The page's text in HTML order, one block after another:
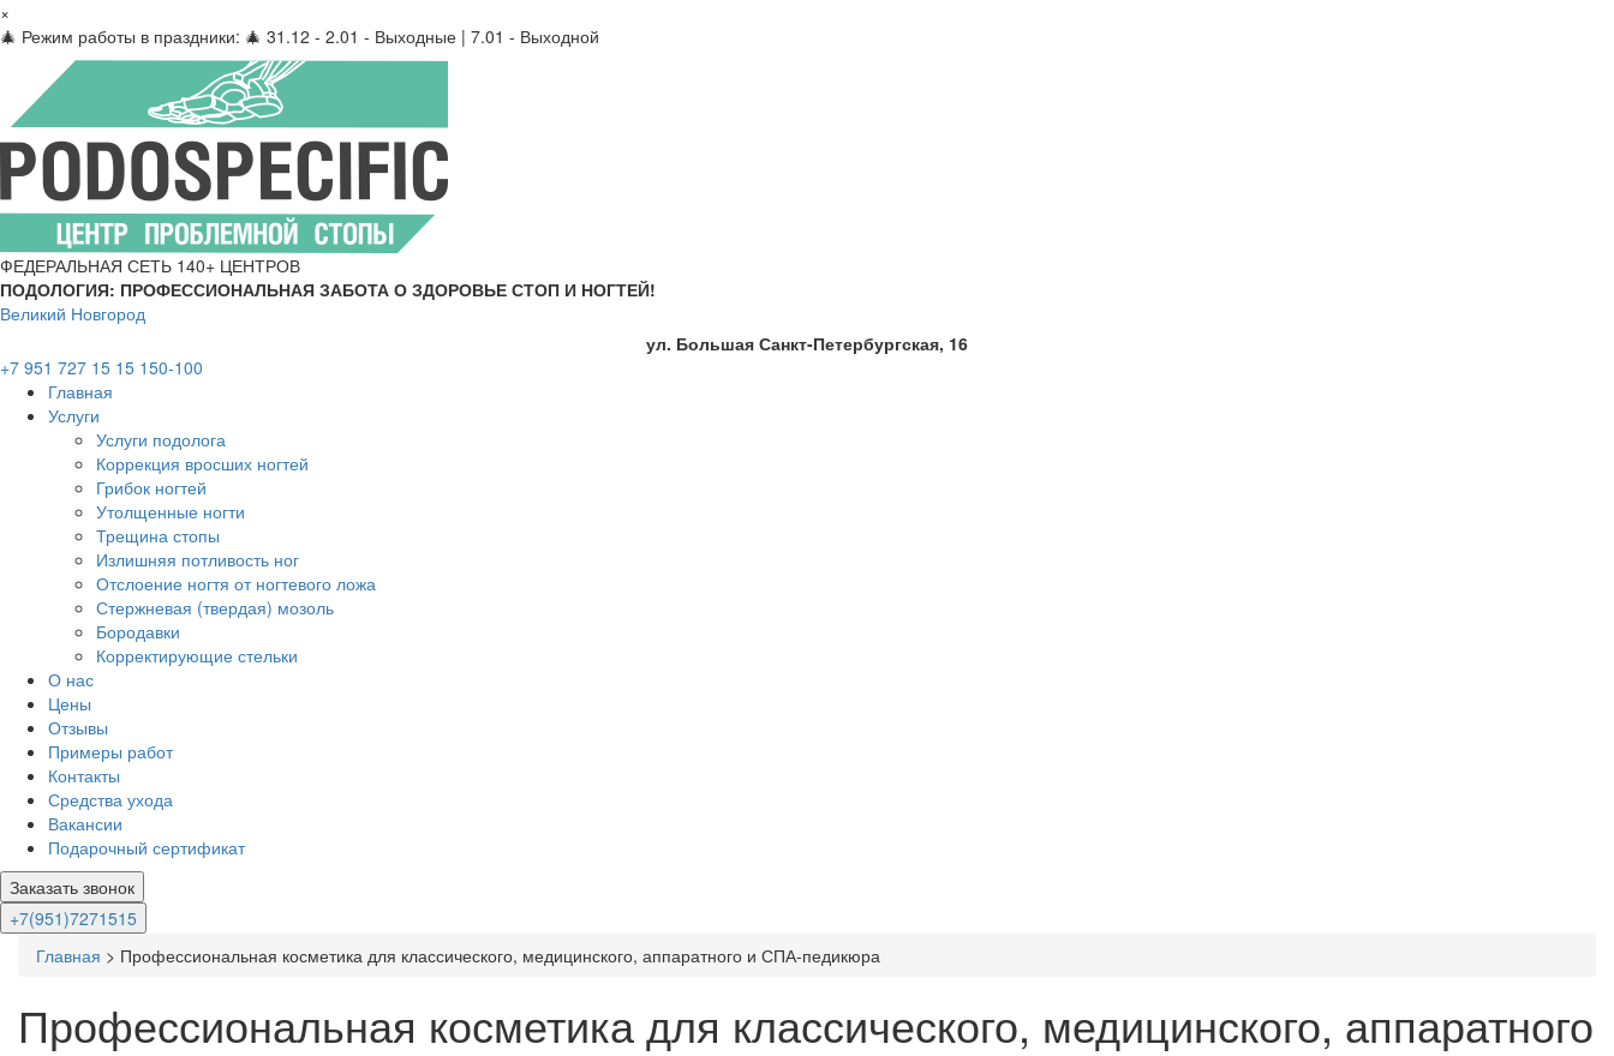
×
🎄 Режим работы в праздники: 🎄 31.12 - 2.01 - Выходные | 7.01 - Выходной
ФЕДЕРАЛЬНАЯ СЕТЬ 140+ ЦЕНТРОВ
ПОДОЛОГИЯ: ПРОФЕССИОНАЛЬНАЯ ЗАБОТА О ЗДОРОВЬЕ СТОП И НОГТЕЙ!
Великий Новгород
ул. Большая Санкт-Петербургская, 16
+7 951 727 15 15 150-100
Главная
Услуги
Услуги подолога
Коррекция вросших ногтей
Грибок ногтей
Утолщенные ногти
Трещина стопы
Излишняя потливость ног
Отслоение ногтя от ногтевого ложа
Стержневая (твердая) мозоль
Бородавки
Корректирующие стельки
О нас
Цены
Отзывы
Примеры работ
Контакты
Средства ухода
Вакансии
Подарочный сертификат
Заказать звонок
+7(951)7271515
Главная > Профессиональная косметика для классического, медицинского, аппаратного и СПА-педикюра
Профессиональная косметика для классического, медицинского, аппаратного